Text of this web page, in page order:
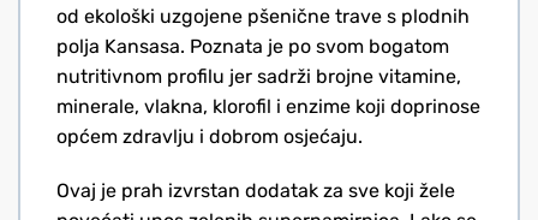
od ekološki uzgojene pšenične trave s plodnih
polja Kansasa. Poznata je po svom bogatom
nutritivnom profilu jer sadrži brojne vitamine,
minerale, vlakna, klorofil i enzime koji doprinose
općem zdravlju i dobrom osjećaju.
Ovaj je prah izvrstan dodatak za sve koji žele